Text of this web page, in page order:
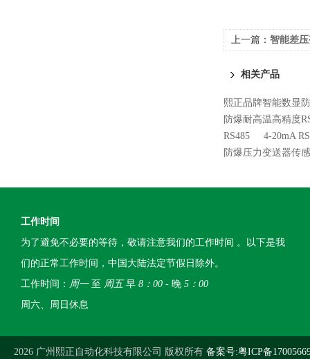
上一篇： 智能差
相关产品
熙正品牌智能数显
防爆耐高温高精度
RS485
4-20mA
防爆压力变送器传
工作时间
为了避免不必要的等待，敬请注意我们的工作时间 。以下是我
们的正常工作时间，中国大陆法定节假日除外。
工作时间： 周一至 周五早 8：00 - 晚 5：00
周六、周日休息
2026 广州熙正自动化科技有限公司 版权所有 备案号:粤ICP备